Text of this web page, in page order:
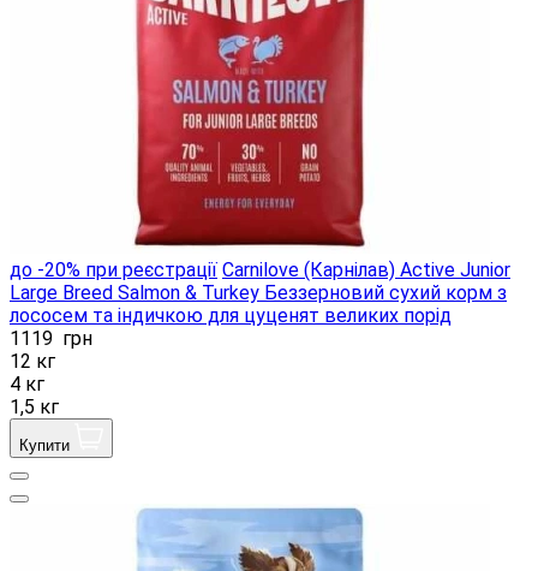
до -20% при реєстрації Carnilove (Карнілав) Active Junior
Large Breed Salmon & Turkey Беззерновий сухий корм ​​з
лососем та індичкою для цуценят великих порід
1119 грн
12 кг
4 кг
1,5 кг
Купити